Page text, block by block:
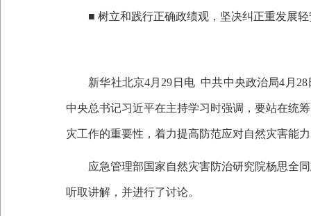
■ 树立和践行正确政绩观，坚决纠正重发展
新华社北京4月 29 日电 中共中央政治局4 月 28
中央总书记习近平在主持学习时强调，要站在统
灾工作的重要性，着力提高防范应对自然灾害能
应急管理部国家自然灾害防治研究院杨思全同
听取讲解，并进行了讨论。